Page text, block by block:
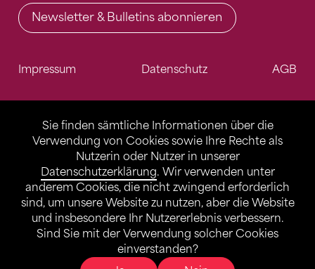
Sie finden sämtliche Informationen über die
Verwendung von Cookies sowie Ihre Rechte als
Nutzerin oder Nutzer in unserer
Datenschutzerklärung. Wir verwenden unter
anderem Cookies, die nicht zwingend erforderlich
sind, um unsere Website zu nutzen, aber die Website
und insbesondere Ihr Nutzererlebnis verbessern.
Sind Sie mit der Verwendung solcher Cookies
einverstanden?
Newsletter & Bulletins abonnieren
Impressum Datenschutz AGB